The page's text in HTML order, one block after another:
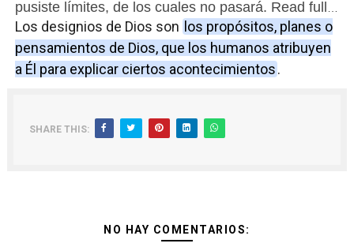
pusiste límites, de los cuales no pasará. Read full
chapter ·Job 14:5in all Spanish translations.
Los designios de Dios son los propósitos, planes o
pensamientos de Dios, que los humanos atribuyen
a Él para explicar ciertos acontecimientos.
SHARE THIS:
NO HAY COMENTARIOS: